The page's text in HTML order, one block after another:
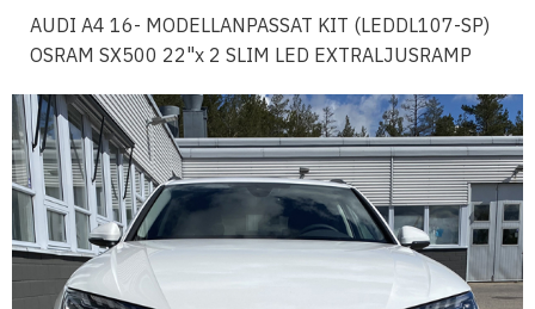
AUDI A4 16- MODELLANPASSAT KIT (LEDDL107-SP)
OSRAM SX500 22"x 2 SLIM LED EXTRALJUSRAMP